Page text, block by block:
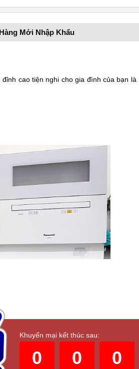
Mới Nhập Khẩu
đỉnh cao tiện nghi cho gia đình của bạn là
Khuyến mại kết thúc sau:
0 0 0